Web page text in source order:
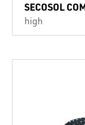
SECOSOL
high